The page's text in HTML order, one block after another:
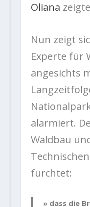
Oliana
Nun zeigt
Experte für
angesichts
alarmiert.
Waldbau
fürchtet:
» dass die